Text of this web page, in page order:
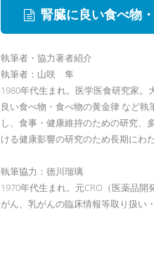
腎臓に良い食べ物
執筆者・協力著者紹介
執筆者：山咲 隼
1980年代生まれ。医学医食研究家
良い食べ物・食べ物の黄金律 など
し、食事・健康維持のための研究、
ける健康影響の研究のため長期にわ
執筆協力：徳川瑠璃
1970年代生まれ。元CRO（医薬品
がん、乳がんの臨床情報等取り扱い